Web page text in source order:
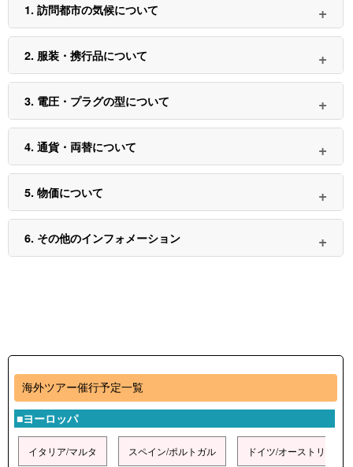
海外ツアー催行予定一覧
■ヨーロッパ
イタリア/マルタ スペイン/ポルトガル ドイツ/オーストリ
1. 訪問都市の気候について
2. 服装・携行品について
3. 電圧・プラグの型について
4. 通貨・両替について
5. 物価について
6. その他のインフォメーション